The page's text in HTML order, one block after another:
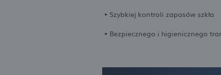
• Szybkiej kontroli zapasów szkła
• Bezpiecznego i higienicznego